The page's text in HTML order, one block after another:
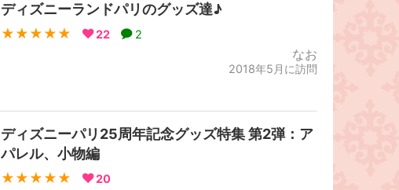
ディズニーランドパリのグッズ達♪
★★★★★ 22 2
なお
2018年5月に訪問
ディズニーパリ25周年記念グッズ特集 第2弾：ア
パレル、小物編
★★★★★ 20